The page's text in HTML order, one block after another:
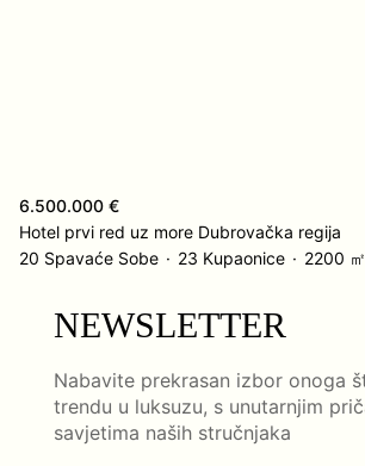
6.500.000 €
Hotel prvi red uz more Dubrovačka regija
20 Spavaće Sobe
23 Kupaonice 2200 ㎡
NEWSLETTER
Nabavite prekrasan izbor onoga
trendu u luksuzu, s unutarnjim
savjetima naših stručnjaka